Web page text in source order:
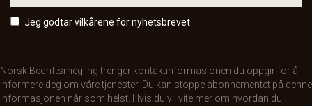
Jeg godtar vilkårene for nyhetsbrevet
Norsk Bedriftsmegling trenger kontaktinformasjonen du oppgir for å
informere deg om våre tjenester. Du kan stoppe abonnementet på denne
informasjonen når som helst. Hvis du vil vite mer om hvordan du